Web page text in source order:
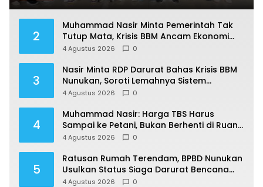
2
Muhammad Nasir Minta Pemerintah Tak
Tutup Mata, Krisis BBM Ancam Ekonomi
Masyarakat Nunukan
4 Agustus 2026 0
3
Nasir Minta RDP Darurat Bahas Krisis BBM
Nunukan, Soroti Lemahnya Sistem
Distribusi
4 Agustus 2026 0
4
Muhammad Nasir: Harga TBS Harus
Sampai ke Petani, Bukan Berhenti di Ruang
Rapat
4 Agustus 2026 0
5
Ratusan Rumah Terendam, BPBD Nunukan
Usulkan Status Siaga Darurat Bencana
Hidrometeorologi
4 Agustus 2026 0